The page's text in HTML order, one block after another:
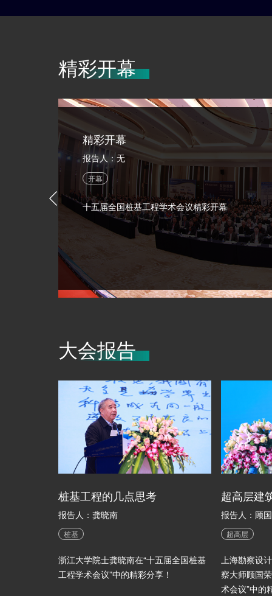
精彩开幕
精彩开幕
报告人：无
开幕
十五届全国桩基工程学术会议精彩开幕
大会报告
桩基工程的几点思考
报告人：龚晓南
桩基
浙江大学院士龚晓南在“十五届全国桩基
工程学术会议”中的精彩分享！
报告人：顾
超高层
上海勘察设
察大师顾国
术会议”中的